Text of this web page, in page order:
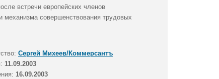
встречи европейских членов
механизма совершенствования трудовых
Сергей Михеев/Коммерсантъ
11.09.2003
16.09.2003